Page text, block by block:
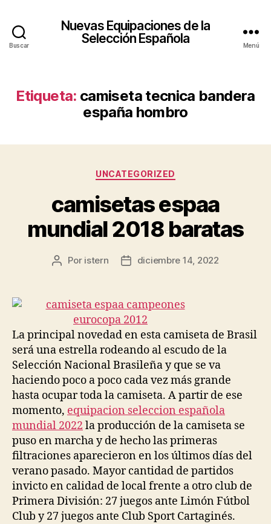
Buscar
Nuevas Equipaciones de la
Selección Española
Menú
Etiqueta: camiseta tecnica bandera
españa hombro
Categorías
UNCATEGORIZED
camisetas espaa
mundial 2018 baratas
Autor
entrada
Por istern
Fecha
entrada
diciembre 14, 2022
La principal novedad en esta camiseta de Brasil
será una estrella rodeando al escudo de la
Selección Nacional Brasileña y que se va
haciendo poco a poco cada vez más grande
hasta ocupar toda la camiseta. A partir de ese
momento, equipacion seleccion española
mundial 2022 la producción de la camiseta se
puso en marcha y de hecho las primeras
filtraciones aparecieron en los últimos días del
verano pasado. Mayor cantidad de partidos
invicto en calidad de local frente a otro club de
Primera División: 27 juegos ante Limón Fútbol
Club y 27 juegos ante Club Sport Cartaginés.